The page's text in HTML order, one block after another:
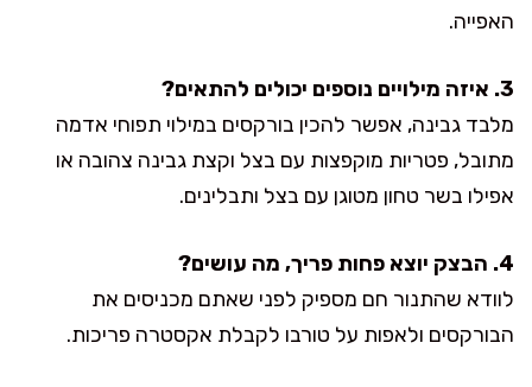
האפייה.
3. איזה מילויים נוספים יכולים להתאים?
מלבד גבינה, אפשר להכין בורקסים במילוי תפוחי אדמה
מתובל, פטריות מוקפצות עם בצל וקצת גבינה צהובה או
אפילו בשר טחון מטוגן עם בצל ותבלינים.
4. הבצק יוצא פחות פריך, מה עושים?
לוודא שהתנור חם מספיק לפני שאתם מכניסים את
הבורקסים ולאפות על טורבו לקבלת אקסטרה פריכות.